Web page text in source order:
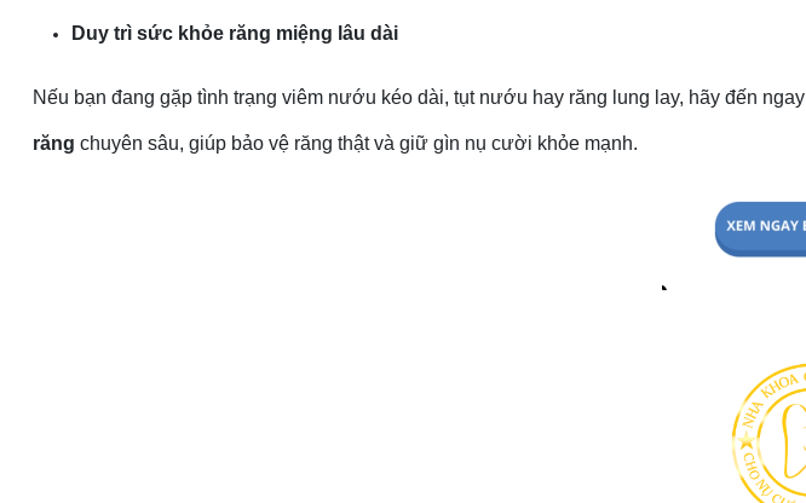
Duy trì sức khỏe răng miệng lâu dài
Nếu bạn đang gặp tình trạng viêm nướu kéo dài, tụt nướu hay răng lung lay, hãy đến ngay
răng chuyên sâu, giúp bảo vệ răng thật và giữ gìn nụ cười khỏe mạnh.